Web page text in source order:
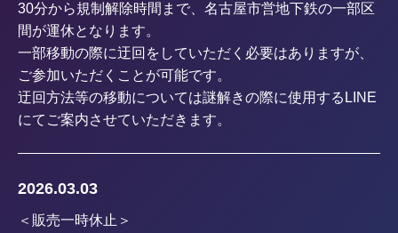
30分から規制解除時間まで、名古屋市営地下鉄の一部区
間が運休となります。
一部移動の際に迂回をしていただく必要はありますが、
ご参加いただくことが可能です。
迂回方法等の移動については謎解きの際に使用するLINE
にてご案内させていただきます。
2026.03.03
＜販売一時休止＞